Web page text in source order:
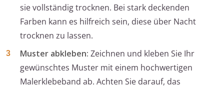
sie vollständig trocknen. Bei stark deckenden
Farben kann es hilfreich sein, diese über Nacht
trocknen zu lassen.
Muster abkleben: Zeichnen und kleben Sie Ihr
gewünschtes Muster mit einem hochwertigen
Malerklebeband ab. Achten Sie darauf, das